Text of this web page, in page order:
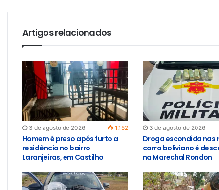
Artigos relacionados
3 de agosto de 2026 1.152
Homem é preso após furto a
residência no bairro
Laranjeiras, em Castilho
3 de agosto de 2026
Droga escondida nas
carro boliviano é
na Marechal Rondon